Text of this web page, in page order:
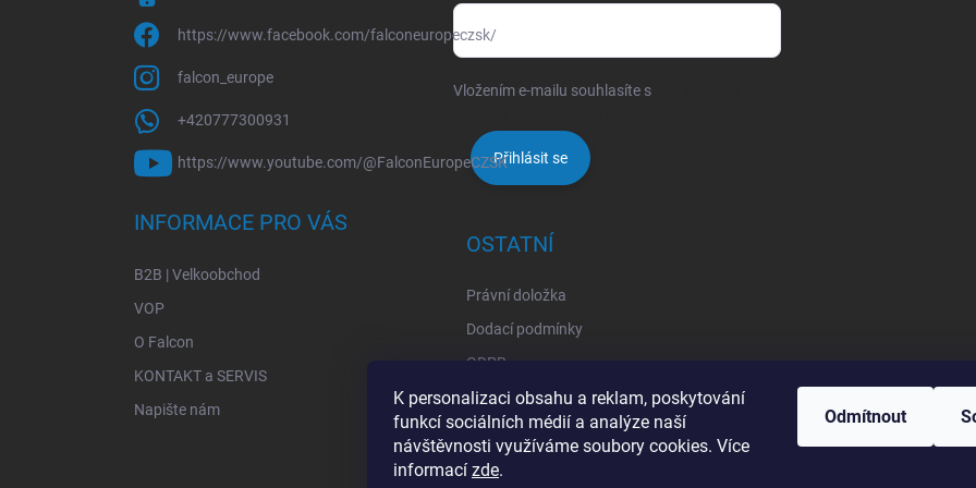
K personalizaci obsahu a reklam, poskytování
funkcí sociálních médií a analýze naší
návštěvnosti využíváme soubory cookies. Více
informací zde.
Odmítnout
https://www.facebook.com/falconeuropeczsk/
falcon_europe
+420777300931
https://www.youtube.com/@FalconEuropeCZSK
Vložením e-mailu souhlasíte s
Přihlásit se
INFORMACE PRO VÁS
B2B | Velkoobchod
VOP
O Falcon
KONTAKT a SERVIS
Napište nám
OSTATNÍ
Právní doložka
Dodací podmínky
GDPR
Obchodní podmínky
Zpětný odběr elektrozařízení